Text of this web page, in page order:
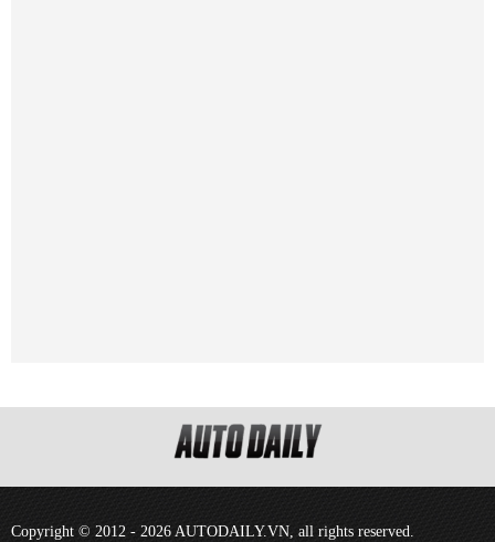
Copyright © 2012 - 2026 AUTODAILY.VN, all rights reserved.